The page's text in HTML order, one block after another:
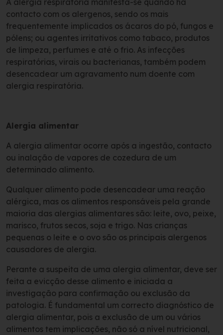
A alergia respiratória manifesta-se quando há
contacto com os alergenos, sendo os mais
frequentemente implicados os ácaros do pó, fungos e
pólens; ou agentes irritativos como tabaco, produtos
de limpeza, perfumes e até o frio. As infecções
respiratórias, virais ou bacterianas, também podem
desencadear um agravamento num doente com
alergia respiratória.
Alergia alimentar
A alergia alimentar ocorre após a ingestão, contacto
ou inalação de vapores de cozedura de um
determinado alimento.
Qualquer alimento pode desencadear uma reação
alérgica, mas os alimentos responsáveis pela grande
maioria das alergias alimentares são: leite, ovo, peixe,
marisco, frutos secos, soja e trigo. Nas crianças
pequenas o leite e o ovo são os principais alergenos
causadores de alergia.
Perante a suspeita de uma alergia alimentar, deve ser
feita a evicção desse alimento e iniciada a
investigação para confirmação ou exclusão da
patologia. É fundamental um correcto diagnóstico de
alergia alimentar, pois a exclusão de um ou vários
alimentos tem implicações, não só a nível nutricional,